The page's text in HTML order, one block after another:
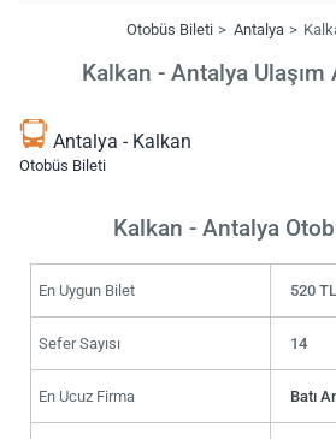
Otobüs Bileti Antalya
Kalkan - Antalya
Antalya - Kalkan
Otobüs Bileti
Kalkan - Antalya
En Uygun Bilet 520 TL
Sefer Sayısı 14
En Ucuz Firma Batı